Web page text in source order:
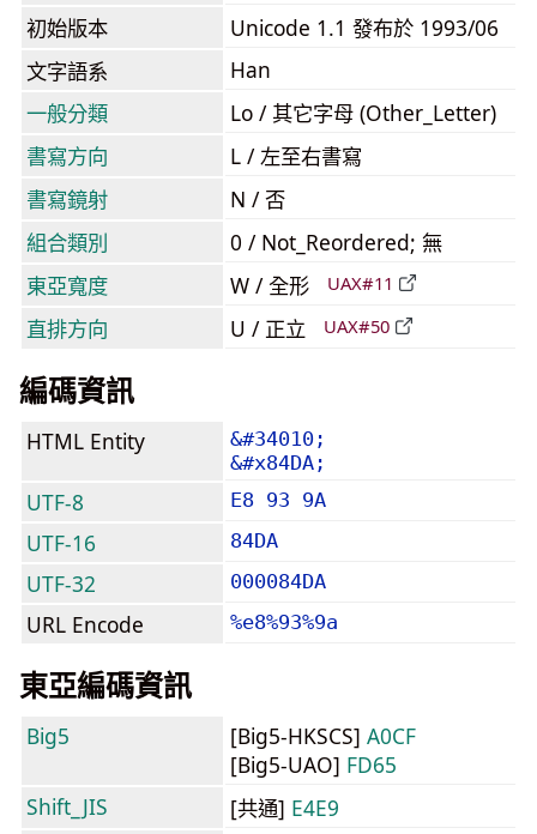
初始版本
Unicode 1.1 發布於 1993/06
文字語系
Han
一般分類
Lo / 其它字母 (Other_Letter)
書寫方向
L / 左至右書寫
書寫鏡射
N / 否
組合類別
0 / Not_Reordered; 無
東亞寬度
W / 全形 UAX#11
直排方向 U / 正立 UAX#50
編碼資訊
HTML Entity
&#34010;
&#x84DA;
UTF-8 E8 93 9A
UTF-16 84DA
UTF-32 000084DA
URL Encode %e8%93%9a
東亞編碼資訊
Big5 [Big5-HKSCS] A0CF
[Big5-UAO] FD65
Shift_JIS
[共通] E4E9